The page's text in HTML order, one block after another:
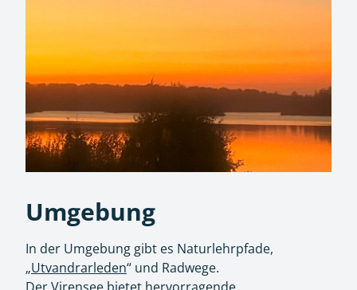
Umgebung
In der Umgebung gibt es Naturlehrpfade,
„Utvandrarleden“ und Radwege.